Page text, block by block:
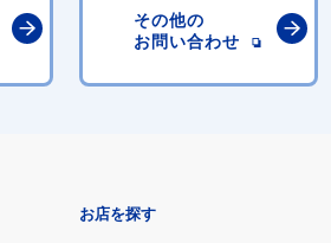
その他の
お問い合わせ
お店を探す